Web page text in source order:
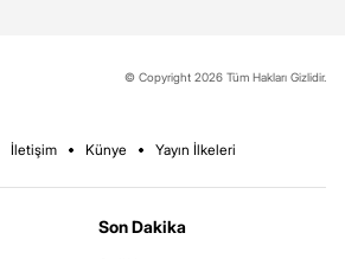
© Copyright 2026 Tüm Hakları Gizlidir.
İletişim Künye Yayın İlkeleri
Son Dakika